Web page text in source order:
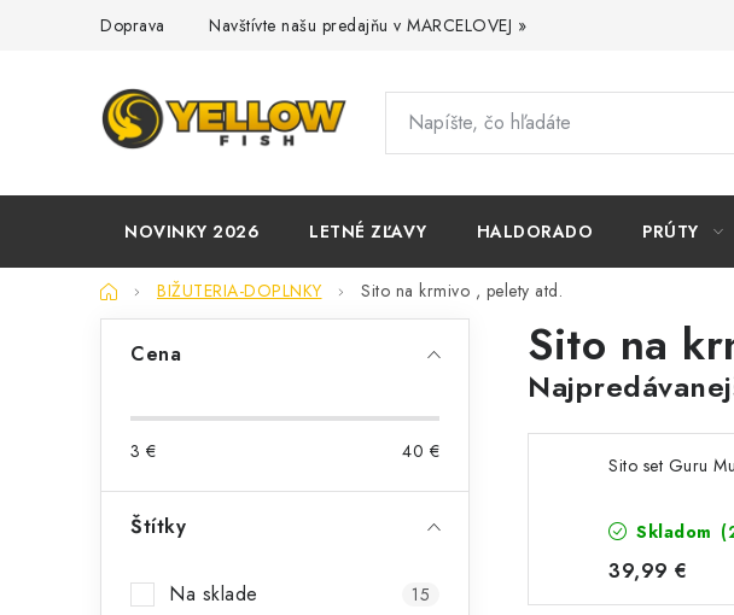
Doprava Navštívte našu predajňu v MARCELOVEJ »
NOVINKY 2026 LETNÉ ZĽAVY HALDORADO PRÚTY
DomovBIŽUTERIA-DOPLNKY Sito na krmivo , pelety atd.
n
Cena
3 € 40 €
Štítky
Na sklade 15
Sito na
Sito set Guru
Skladom
39,99 €